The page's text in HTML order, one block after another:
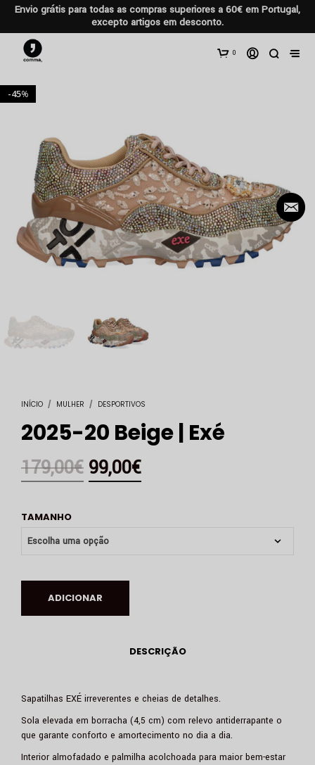
Envio grátis para todas as compras superiores a 60€ em Portugal,
excepto artigos em desconto.
0
%
45
INÍCIO / MULHER / DESPORTIVOS
2025-20 Beige | Exé
179,00€ 99,00€
TAMANHO
ADICIONAR
DESCRIÇÃO
Sapatilhas EXÉ irreverentes e cheias de detalhes.
Sola elevada em borracha (4,5 cm) com relevo antiderrapante o
que garante conforto e amortecimento no dia a dia.
Interior almofadado e palmilha acolchoada para maior bem-estar